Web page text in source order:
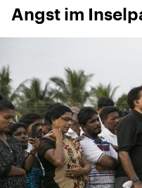
Angst im